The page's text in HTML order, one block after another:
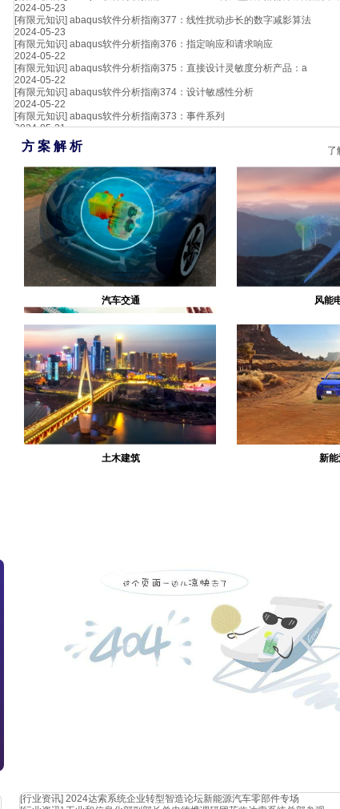
2024-05-23
[有限元知识] abaqus软件分析指南377：线性扰动步长的数字减影算法
2024-05-23
[有限元知识] abaqus软件分析指南376：指定响应和请求响应
2024-05-22
[有限元知识] abaqus软件分析指南375：直接设计灵敏度分析产品：a
2024-05-22
[有限元知识] abaqus软件分析指南374：设计敏感性分析
2024-05-22
[有限元知识] abaqus软件分析指南373：事件系列
2024-05-21
方 案 解 析 了
汽车交通 风能
生物医疗
土木建筑
新
[行业资讯] 2024达索系统企业转型智造论坛新能源汽车零部件专场